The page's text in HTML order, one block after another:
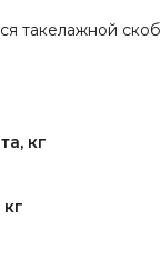
такелажной
кг